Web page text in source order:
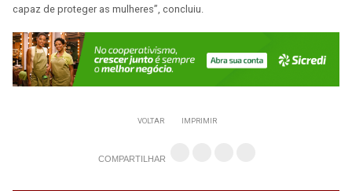
capaz de proteger as mulheres”, concluiu.
VOLTAR IMPRIMIR
COMPARTILHAR